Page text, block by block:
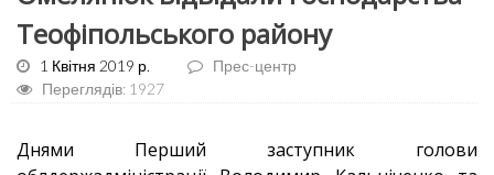
Теофіпольського району
1 Квітня 2019 р.
Прес-центр
Переглядів: 1927
Днями Перший заступник голови